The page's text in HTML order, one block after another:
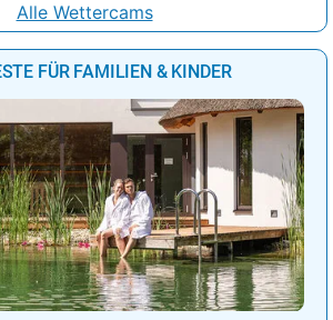
Alle Wettercams
FÜR FAMILIEN & KINDER